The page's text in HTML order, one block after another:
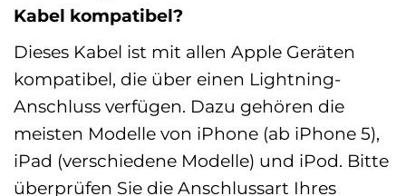
Kabel kompatibel?
Dieses Kabel ist mit allen Apple Geräten
kompatibel, die über einen Lightning-
Anschluss verfügen. Dazu gehören die
meisten Modelle von iPhone (ab iPhone 5),
iPad (verschiedene Modelle) und iPod. Bitte
überprüfen Sie die Anschlussart Ihres